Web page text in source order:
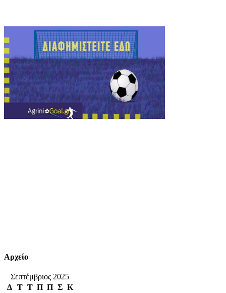
Αρχείο
Σεπτέμβριος 2025
Δ Τ Τ Π Π Σ Κ